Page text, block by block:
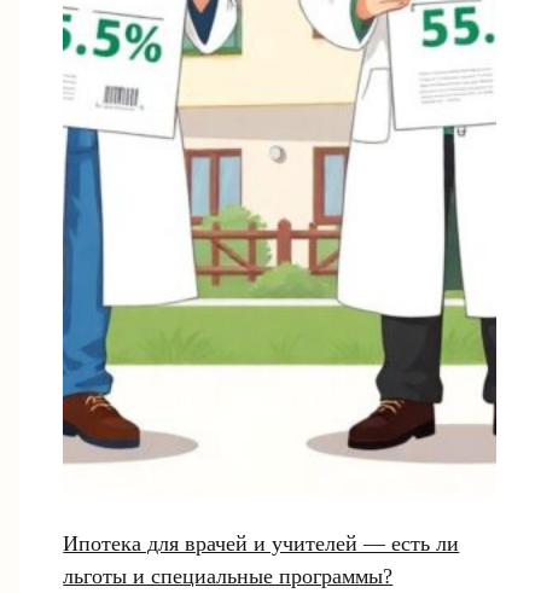
Ипотека для врачей и учителей — есть ли
льготы и специальные программы?